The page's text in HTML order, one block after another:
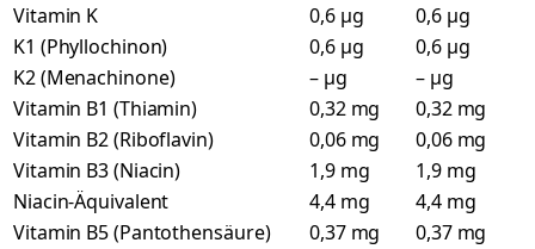
Vitamin K
0,6 µg
0,6 µg
K1 (Phyllochinon)
0,6 µg
0,6 µg
K2 (Menachinone)
– µg
– µg
Vitamin B1 (Thiamin)
0,32 mg
0,32 mg
Vitamin B2 (Riboflavin)
0,06 mg
0,06 mg
Vitamin B3 (Niacin)
1,9 mg
1,9 mg
Niacin-Äquivalent
4,4 mg
4,4 mg
Vitamin B5 (Pantothensäure)
0,37 mg
0,37 mg